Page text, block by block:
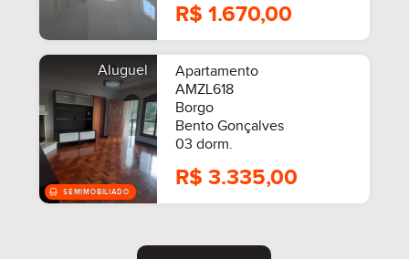
R$ 1.670,00
Aluguel
Apartamento
AMZL618
Borgo
Bento Gonçalves
03 dorm.
R$ 3.335,00